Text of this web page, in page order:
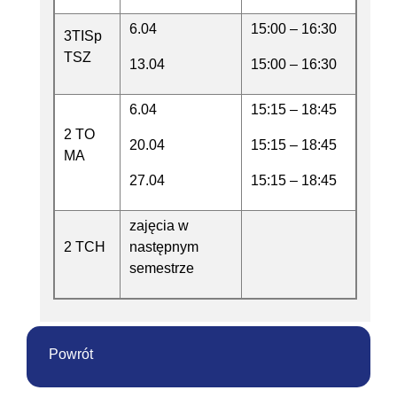
3TISp
TSZ
6.04
13.04
15:00 – 16:30
15:00 – 16:30
2 TO
MA
6.04
20.04
27.04
15:15 – 18:45
15:15 – 18:45
15:15 – 18:45
2 TCH
zajęcia w
następnym
semestrze
Powrót